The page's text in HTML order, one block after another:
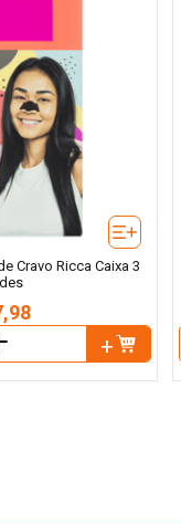
Cravo Ricca Caixa 3
,98